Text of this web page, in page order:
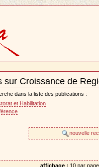
sur Croissance de
dans la liste des publications :
et Habilitation
nouvelle
affichage : 10 par